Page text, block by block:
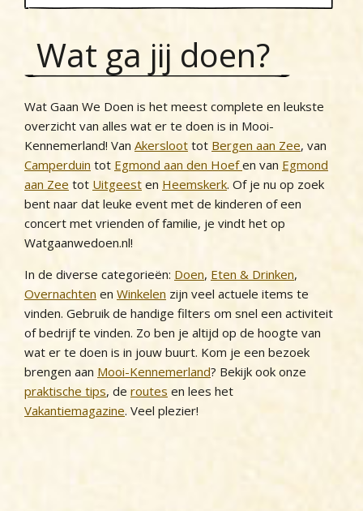
Wat ga jij doen?
Wat Gaan We Doen is het meest complete en leukste
overzicht van alles wat er te doen is in Mooi-
Kennemerland! Van Akersloot tot Bergen aan Zee, van
Camperduin tot Egmond aan den Hoefen van Egmond
aan Zee tot Uitgeest en Heemskerk. Of je nu op zoek
bent naar dat leuke event met de kinderen of een
concert met vrienden of familie, je vindt het op
Watgaanwedoen.nl!
In de diverse categorieën: Doen, Eten & Drinken,
Overnachten en Winkelen zijn veel actuele items te
vinden. Gebruik de handige filters om snel een activiteit
of bedrijf te vinden. Zo ben je altijd op de hoogte van
wat er te doen is in jouw buurt. Kom je een bezoek
brengen aan Mooi-Kennemerland? Bekijk ook onze
praktische tips, de routes en lees het
Vakantiemagazine. Veel plezier!